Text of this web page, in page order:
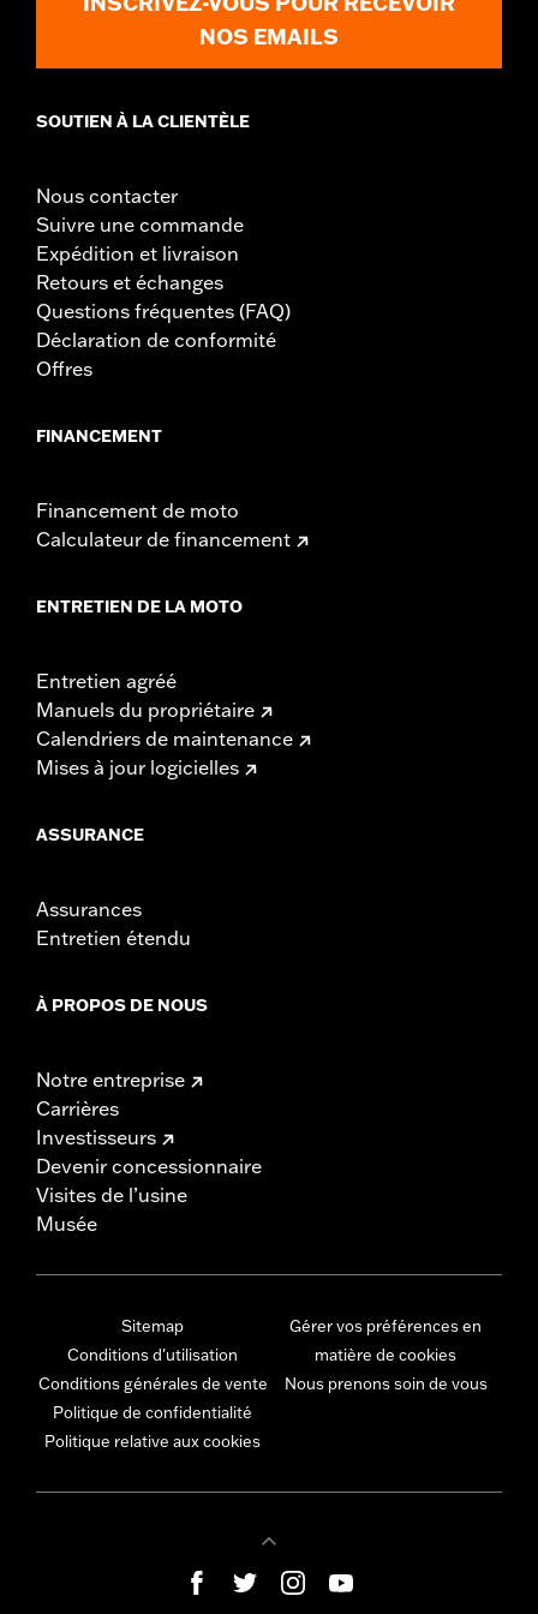
NOS EMAILS
SOUTIEN À LA CLIENTÈLE
Nous contacter
Suivre une commande
Expédition et livraison
Retours et échanges
Questions fréquentes (FAQ)
Déclaration de conformité
Offres
FINANCEMENT
Financement de moto
Calculateur de financement
ENTRETIEN DE LA MOTO
Entretien agréé
Manuels du propriétaire
Calendriers de maintenance
Mises à jour logicielles
ASSURANCE
Assurances
Entretien étendu
À PROPOS DE NOUS
Notre entreprise
Carrières
Investisseurs
Devenir concessionnaire
Visites de l’usine
Musée
Sitemap
Conditions d'utilisation
Conditions générales de vente
Politique de confidentialité
Politique relative aux cookies
Gérer vos préférences en
matière de cookies
Nous prenons soin de vous